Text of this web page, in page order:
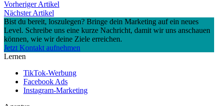
Vorheriger Artikel
Nächster Artikel
Bist du bereit, loszulegen? Bringe dein Marketing auf ein neues
Level. Schreibe uns eine kurze Nachricht, damit wir uns anschauen
können, wie wir deine Ziele erreichen.
Jetzt Kontakt aufnehmen
Lernen
TikTok-Werbung
Facebook Ads
Instagram-Marketing